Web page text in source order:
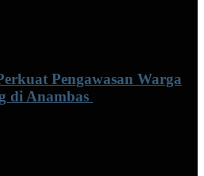
Pengawasan Warga
di Anambas